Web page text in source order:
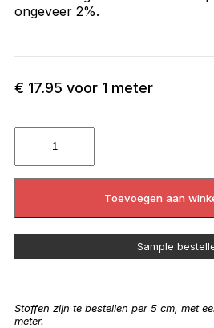
ongeveer 2%.
€ 17.95 voor 1 meter
Toevoegen aan
Sample
Stoffen zijn te bestellen per 5 cm, met
meter.